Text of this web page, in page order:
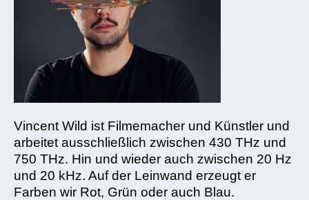
Vincent Wild ist Filmemacher und Künstler und
arbeitet ausschließlich zwischen 430 THz und
750 THz. Hin und wieder auch zwischen 20 Hz
und 20 kHz. Auf der Leinwand erzeugt er
Farben wir Rot, Grün oder auch Blau.